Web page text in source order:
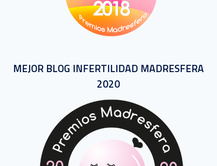
MEJOR BLOG INFERTILIDAD MADRESFERA
2020